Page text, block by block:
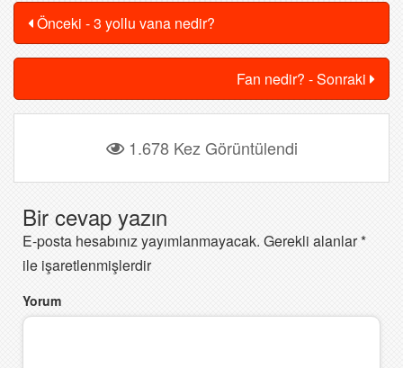
Önceki - 3 yollu vana nedir?
Fan nedir? - Sonraki
1.678 Kez Görüntülendi
Bir cevap yazın
E-posta hesabınız yayımlanmayacak. Gerekli alanlar*
ile işaretlenmişlerdir
Yorum